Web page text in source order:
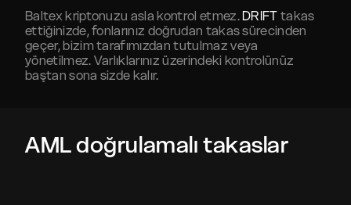
Baltex kriptonuzu asla kontrol etmez.DRIFT takas
ettiğinizde, fonlarınız doğrudan takas sürecinden
geçer, bizim tarafımızdan tutulmaz veya
yönetilmez. Varlıklarınız üzerindeki kontrolünüz
baştan sona sizde kalır.
AML doğrulamalı takaslar